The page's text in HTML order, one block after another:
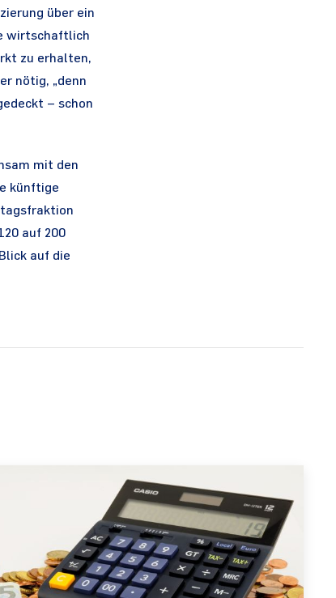
über ein
wirtschaftlich
zu erhalten,
nötig, „denn
– schon
mit den
künftige
auf 200
auf die